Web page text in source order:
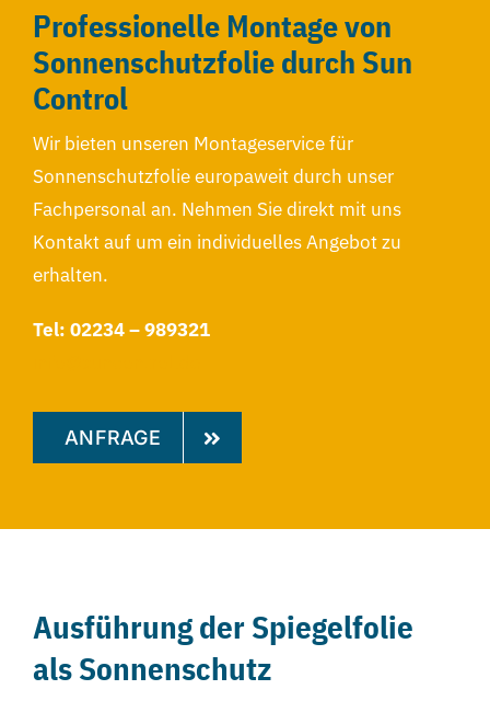
Professionelle Montage von
Sonnenschutzfolie durch Sun
Control
Wir bieten unseren Montageservice für
Sonnenschutzfolie europaweit durch unser
Fachpersonal an. Nehmen Sie direkt mit uns
Kontakt auf um ein individuelles Angebot zu
erhalten.
Tel: 02234 – 989321
ANFRAGE
Ausführung der Spiegelfolie
als Sonnenschutz